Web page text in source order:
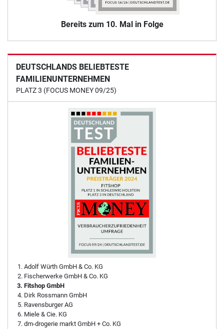
Bereits zum 10. Mal in Folge
DEUTSCHLANDS BELIEBTESTE
FAMILIENUNTERNEHMEN
PLATZ 3 (FOCUS MONEY 09/25)
Adolf Würth GmbH & Co. KG
Fischerwerke GmbH & Co. KG
Fitshop GmbH
Dirk Rossmann GmbH
Ravensburger AG
Miele & Cie. KG
dm-drogerie markt GmbH + Co. KG